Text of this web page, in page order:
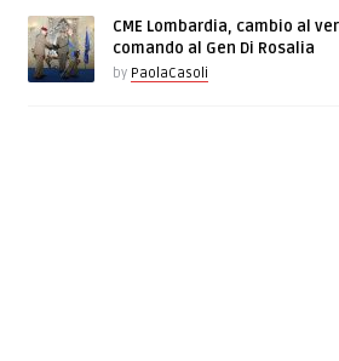
CME Lombardia, cambio al
comando al Gen Di Rosalia
by PaolaCasoli